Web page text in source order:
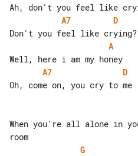
A7
D
A
A7
D
Oh, come on, you cry to me
When you're all alone in
G